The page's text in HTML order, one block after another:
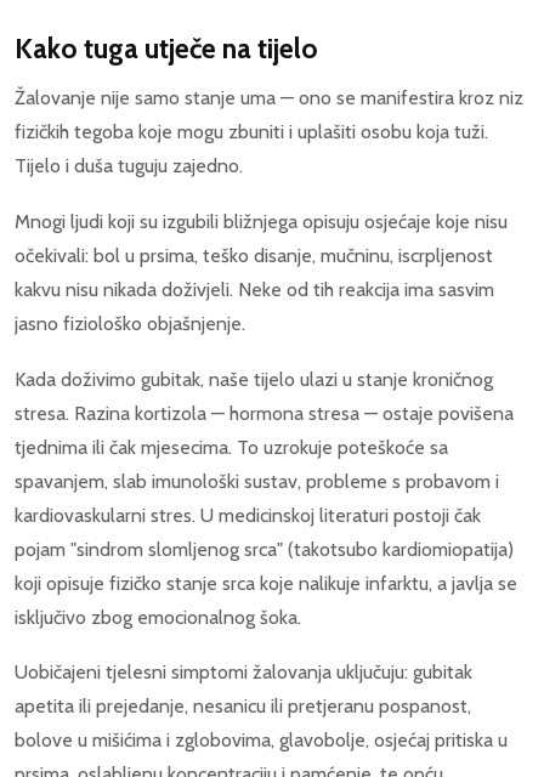
Kako tuga utječe na tijelo
Žalovanje nije samo stanje uma — ono se manifestira kroz niz
fizičkih tegoba koje mogu zbuniti i uplašiti osobu koja tuži.
Tijelo i duša tuguju zajedno.
Mnogi ljudi koji su izgubili bližnjega opisuju osjećaje koje nisu
očekivali: bol u prsima, teško disanje, mučninu, iscrpljenost
kakvu nisu nikada doživjeli. Neke od tih reakcija ima sasvim
jasno fiziološko objašnjenje.
Kada doživimo gubitak, naše tijelo ulazi u stanje kroničnog
stresa. Razina kortizola — hormona stresa — ostaje povišena
tjednima ili čak mjesecima. To uzrokuje poteškoće sa
spavanjem, slab imunološki sustav, probleme s probavom i
kardiovaskularni stres. U medicinskoj literaturi postoji čak
pojam "sindrom slomljenog srca" (takotsubo kardiomiopatija)
koji opisuje fizičko stanje srca koje nalikuje infarktu, a javlja se
isključivo zbog emocionalnog šoka.
Uobičajeni tjelesni simptomi žalovanja uključuju: gubitak
apetita ili prejedanje, nesanicu ili pretjeranu pospanost,
bolove u mišićima i zglobovima, glavobolje, osjećaj pritiska u